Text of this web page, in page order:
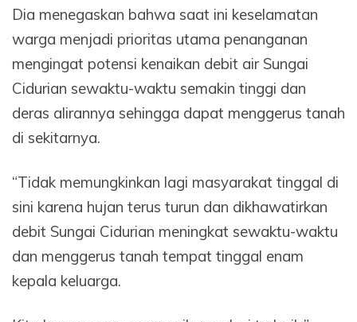
Dia menegaskan bahwa saat ini keselamatan
warga menjadi prioritas utama penanganan
mengingat potensi kenaikan debit air Sungai
Cidurian sewaktu-waktu semakin tinggi dan
deras alirannya sehingga dapat menggerus tanah
di sekitarnya.
“Tidak memungkinkan lagi masyarakat tinggal di
sini karena hujan terus turun dan dikhawatirkan
debit Sungai Cidurian meningkat sewaktu-waktu
dan menggerus tanah tempat tinggal enam
kepala keluarga.